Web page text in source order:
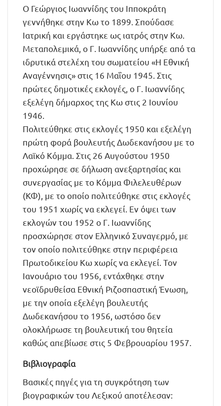
Ο Γεώργιος Ιωαννίδης του Ιπποκράτη
γεννήθηκε στην Κω το 1899. Σπούδασε
Ιατρική και εργάστηκε ως ιατρός στην Κω.
Μεταπολεμικά, ο Γ. Ιωαννίδης υπήρξε από τα
ιδρυτικά στελέχη του σωματείου «Η Εθνική
Αναγέννησις» στις 16 Μαΐου 1945. Στις
πρώτες δημοτικές εκλογές, ο Γ. Ιωαννίδης
εξελέγη δήμαρχος της Κω στις 2 Ιουνίου
1946.
Πολιτεύθηκε στις εκλογές 1950 και εξελέγη
πρώτη φορά βουλευτής Δωδεκανήσου με το
Λαϊκό Κόμμα. Στις 26 Αυγούστου 1950
προχώρησε σε δήλωση ανεξαρτησίας και
συνεργασίας με το Κόμμα Φιλελευθέρων
(ΚΦ), με το οποίο πολιτεύθηκε στις εκλογές
του 1951 χωρίς να εκλεγεί. Εν όψει των
εκλογών του 1952 ο Γ. Ιωαννίδης
προσχώρησε στον Ελληνικό Συναγερμό, με
τον οποίο πολιτεύθηκε στην περιφέρεια
Πρωτοδικείου Κω χωρίς να εκλεγεί. Τον
Ιανουάριο του 1956, εντάχθηκε στην
νεοϊδρυθείσα Εθνική Ριζοσπαστική Ένωση,
με την οποία εξελέγη βουλευτής
Δωδεκανήσου το 1956, ωστόσο δεν
ολοκλήρωσε τη βουλευτική του θητεία
καθώς απεβίωσε στις 5 Φεβρουαρίου 1957.
Βιβλιογραφία
Βασικές πηγές για τη συγκρότηση των
βιογραφικών του Λεξικού αποτέλεσαν: